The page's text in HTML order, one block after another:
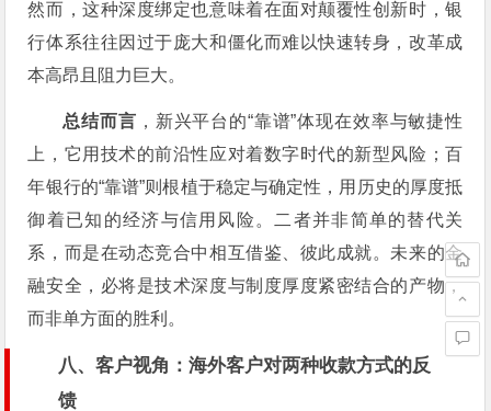
然而，这种深度绑定也意味着在面对颠覆性创新时，银
行体系往往因过于庞大和僵化而难以快速转身，改革成
本高昂且阻力巨大。
总结而言 ，新兴平台的“靠谱”体现在效率与敏捷性
上，它用技术的前沿性应对着数字时代的新型风险；百
年银行的“靠谱”则根植于稳定与确定性，用历史的厚度抵
御着已知的经济与信用风险。二者并非简单的替代关
系，而是在动态竞合中相互借鉴、彼此成就。未来的金
融安全，必将是技术深度与制度厚度紧密结合的产物，
而非单方面的胜利。
八、客户视角：海外客户对两种收款方式的反
馈